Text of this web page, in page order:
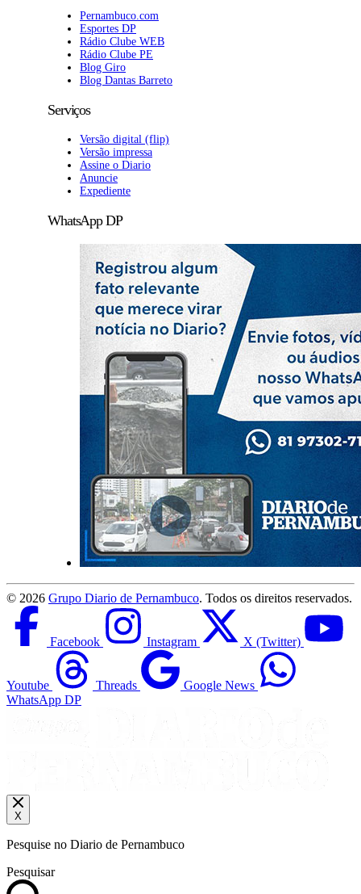
Pernambuco.com
Esportes DP
Rádio Clube WEB
Rádio Clube PE
Blog Giro
Blog Dantas Barreto
Serviços
Versão digital (flip)
Versão impressa
Assine o Diario
Anuncie
Expediente
WhatsApp DP
© 2026 Grupo Diario de Pernambuco. Todos os direitos reservados.
Facebook Instagram X (Twitter)
Youtube Threads
Google News
WhatsApp DP
X
Pesquise no Diario de Pernambuco
Pesquisar